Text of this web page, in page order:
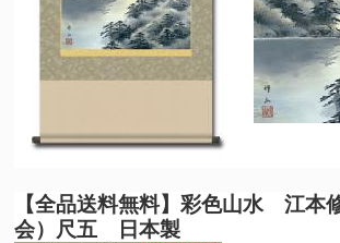
【全品送料無料】彩色山水 江本
会）尺五 日本製